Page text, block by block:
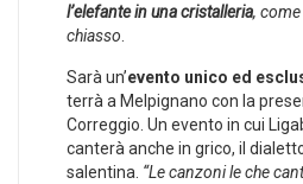
l’elefante in una cristalleria,
chiasso
Sarà un’evento unico ed
terrà a Melpignano con la
Correggio. Un evento in cui
canterà anche in grico, il
salentina. “Le canzoni le che